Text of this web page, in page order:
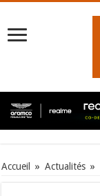
Accueil » Actualités »